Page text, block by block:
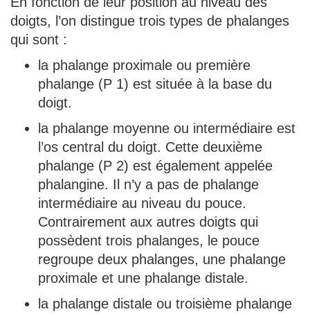
doigts, l’on distingue trois types de phalanges
qui sont :
la phalange proximale ou première
phalange (P 1) est située à la base du
doigt.
la phalange moyenne ou intermédiaire est
l’os central du doigt. Cette deuxième
phalange (P 2) est également appelée
phalangine. Il n’y a pas de phalange
intermédiaire au niveau du pouce.
Contrairement aux autres doigts qui
possèdent trois phalanges, le pouce
regroupe deux phalanges, une phalange
proximale et une phalange distale.
la phalange distale ou troisième phalange